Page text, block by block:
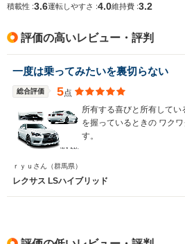
積載性 :3.6運転しやすさ :4.0維持費 :3.2
評価の高いレビュー・評判
一度は乗ってみたいを裏切らない
総合評価 5点
所有する喜びと所有して
を握っているときの ワク
す。
ｒｙｕさん （群馬県）
レクサス LSハイブリッド